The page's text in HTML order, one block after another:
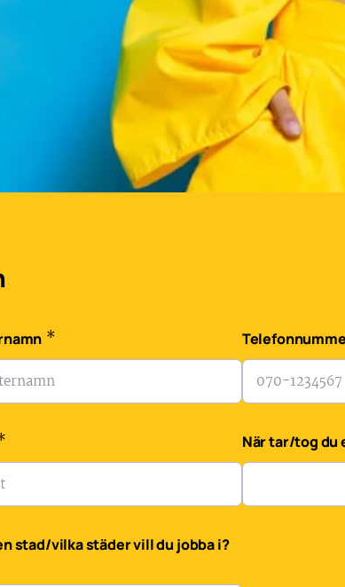
*
När tar/tog du
stad/vilka städer vill du jobba i?